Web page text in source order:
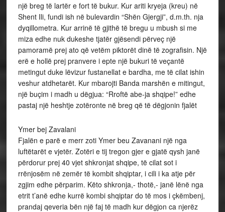
një breg të lartër e fort të bukur. Kur ariti kryeja (kreu) në
Shent Ili, fundi ish në bulevardin “Shën Gjergji”, d.m.th. nja
dyqillometra. Kur arrinë të gjithë të bregu u mbush si me
miza edhe nuk dukeshe tjatër gjësendi përveç një
pamoramë prej ato që vetëm piktorët dinë të zografisin. Një
erë e hollë prej pranvere i epte një bukuri të veçantë
metingut duke lëvizur fustanellat e bardha, me të cilat ishin
veshur atdhetarët. Kur mbarojti Banda marshën e mitingut,
një buçim i madh u dëgjua: “Rroftë abe-ja shqipe!” edhe
pastaj një heshtje zotëronte në breg që të dëgjonin fjalët
Ymer bej Zavalani
Fjalën e parë e merr zoti Ymer beu Zavanani një nga
luftëtarët e vjetër. Zotëri e tij tregon gjer e gjatë qysh janë
përdorur prej 40 vjet shkronjat shqipe, të cilat sot i
rrënjosëm në zemër të kombit shqiptar, i cili i ka atje për
zgjim edhe përparim. Këto shkronja,- thotë,- janë lënë nga
etrit t’anë edhe kurrë kombi shqiptar do të mos i çkëmbenj,
prandaj qeveria bën një faj të madh kur dëgjon ca njerëz